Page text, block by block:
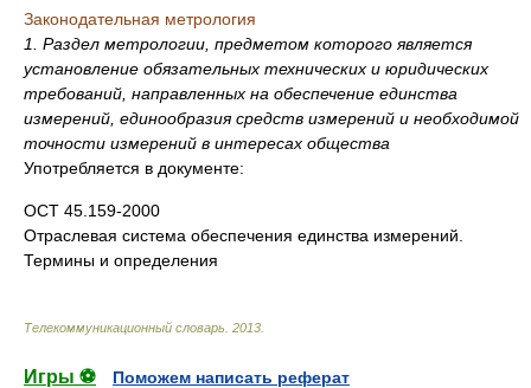
Законодательная метрология
1. Раздел метрологии, предметом которого является
установление обязательных технических и юридических
требований, направленных на обеспечение единства
измерений, единообразия средств измерений и необходимой
точности измерений в интересах общества
Употребляется в документе:
ОСТ 45.159-2000
Отраслевая система обеспечения единства измерений.
Термины и определения
Телекоммуникационный словарь 2013
Игры ⚽
Поможем написать реферат